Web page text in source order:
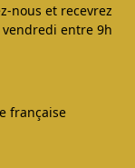
nous et recevrez
entre 9h
française